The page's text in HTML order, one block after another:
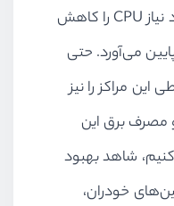
CPUرا کاهش
می‌آورد. حتی
مراکز را نیز
برق این
شاهد بهبود
خودران،